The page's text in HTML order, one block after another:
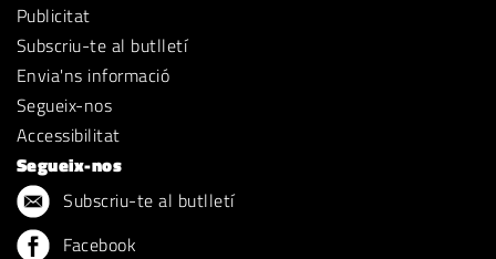
Publicitat
Subscriu-te al butlletí
Envia'ns informació
Segueix-nos
Accessibilitat
Segueix-nos
Subscriu-te al butlletí
Facebook